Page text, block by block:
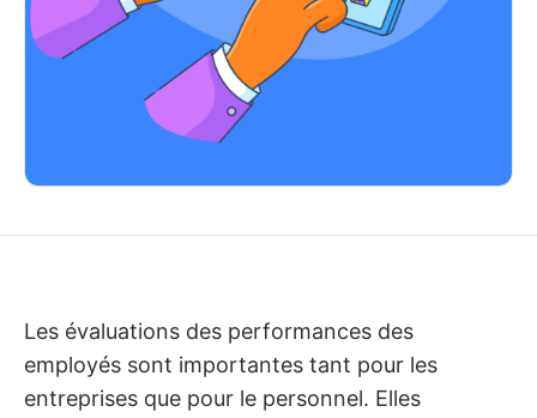
Les évaluations des performances des
employés sont importantes tant pour les
entreprises que pour le personnel. Elles